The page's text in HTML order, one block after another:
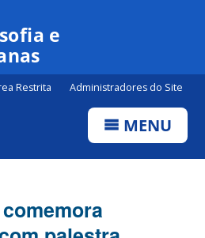
e
Restrita Administradores do Site
MENU